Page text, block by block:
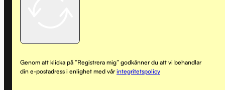
Genom att klicka på ”Registrera mig” godkänner du att vi behandlar
din e-postadress i enlighet med vårintegritetspolicy